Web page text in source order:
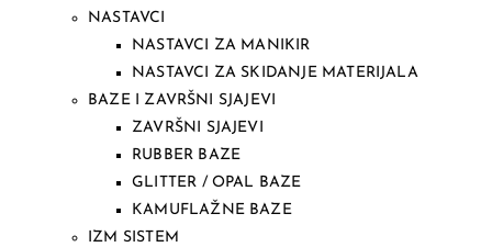
NASTAVCI
NASTAVCI ZA MANIKIR
NASTAVCI ZA SKIDANJE MATERIJALA
BAZE I ZAVRŠNI SJAJEVI
ZAVRŠNI SJAJEVI
RUBBER BAZE
GLITTER / OPAL BAZE
KAMUFLAŽNE BAZE
IZM SISTEM